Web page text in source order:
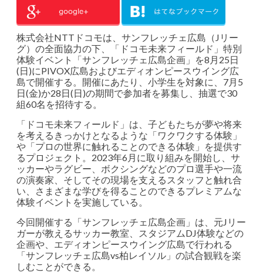
株式会社NTTドコモは、サンフレッチェ広島（Jリー
グ）の全面協力の下、「ドコモ未来フィールド」特別
体験イベント「サンフレッチェ広島企画」を8月25日
(日)にPIVOX広島およびエディオンピースウイング広
島で開催する。開催にあたり、小学生を対象に、7月5
日(金)か28日(日)の期間で参加者を募集し、抽選で30
組60名を招待する。
「ドコモ未来フィールド」は、子どもたちが夢や将来
を考えるきっかけとなるような「ワクワクする体験」
や「プロの世界に触れることのできる体験」を提供す
るプロジェクト。2023年6月に取り組みを開始し、サ
ッカーやラグビー、ボクシングなどのプロ選手や一流
の演奏家、そしてその現場を支えるスタッフと触れ合
い、さまざまな学びを得ることのできるプレミアムな
体験イベントを実施している。
今回開催する「サンフレッチェ広島企画」は、元Jリー
ガーが教えるサッカー教室、スタジアムDJ体験などの
企画や、エディオンピースウイング広島で行われる
「サンフレッチェ広島vs柏レイソル」の試合観戦を楽
しむことができる。